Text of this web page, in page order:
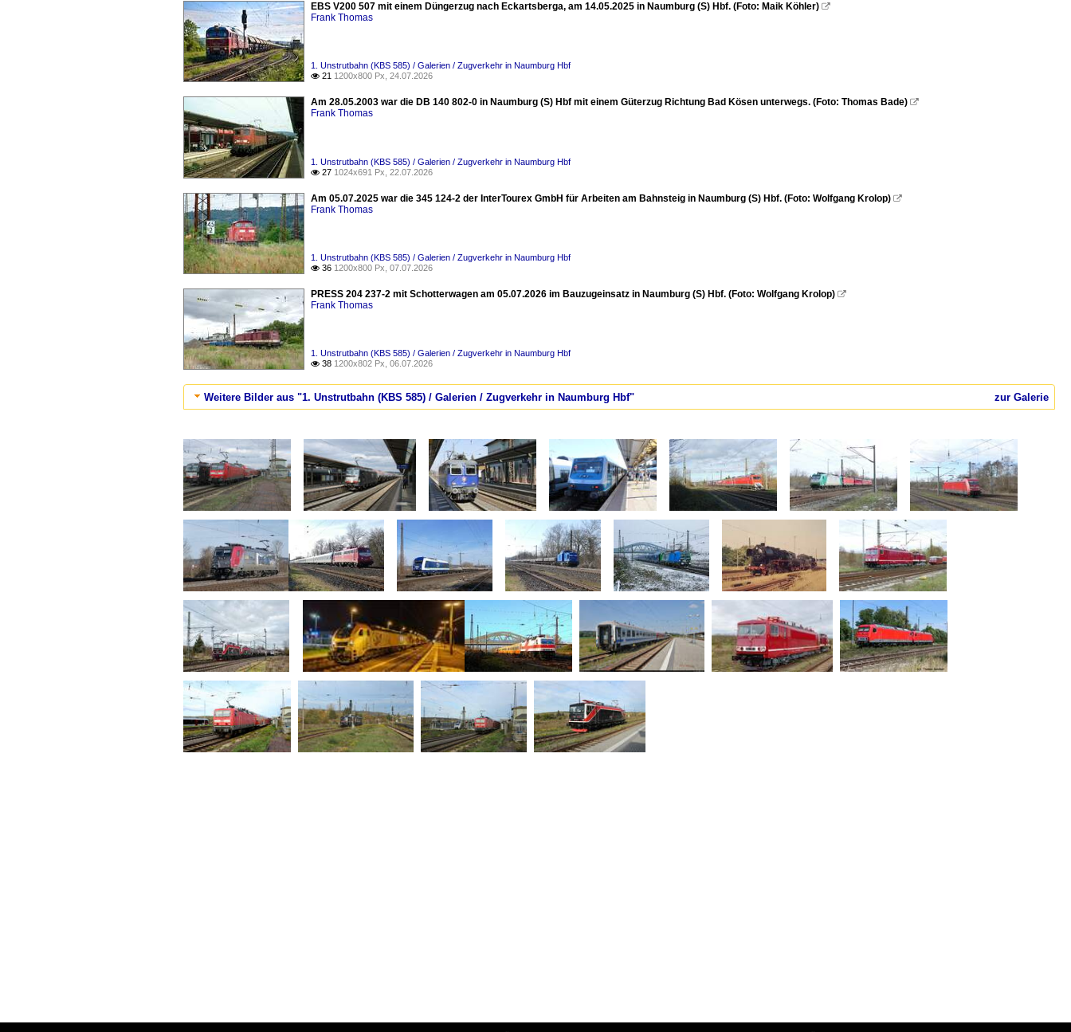
EBS V200 507 mit einem Düngerzug nach Eckartsberga, am 14.05.2025 in Naumburg (S) Hbf. (Foto: Maik Köhler) 
Frank Thomas
1. Unstrutbahn (KBS 585) / Galerien / Zugverkehr in Naumburg Hbf
 21 1200x800 Px, 24.07.2026
Am 28.05.2003 war die DB 140 802-0 in Naumburg (S) Hbf mit einem Güterzug Richtung Bad Kösen unterwegs. (Foto: Thomas Bade) 
Frank Thomas
1. Unstrutbahn (KBS 585) / Galerien / Zugverkehr in Naumburg Hbf
 27 1024x691 Px, 22.07.2026
Am 05.07.2025 war die 345 124-2 der InterTourex GmbH für Arbeiten am Bahnsteig in Naumburg (S) Hbf. (Foto: Wolfgang Krolop) 
Frank Thomas
1. Unstrutbahn (KBS 585) / Galerien / Zugverkehr in Naumburg Hbf
 36 1200x800 Px, 07.07.2026
PRESS 204 237-2 mit Schotterwagen am 05.07.2026 im Bauzugeinsatz in Naumburg (S) Hbf. (Foto: Wolfgang Krolop) 
Frank Thomas
1. Unstrutbahn (KBS 585) / Galerien / Zugverkehr in Naumburg Hbf
 38 1200x802 Px, 06.07.2026
zur Galerie
Weitere Bilder aus "1. Unstrutbahn (KBS 585) / Galerien / Zugverkehr in Naumburg Hbf"